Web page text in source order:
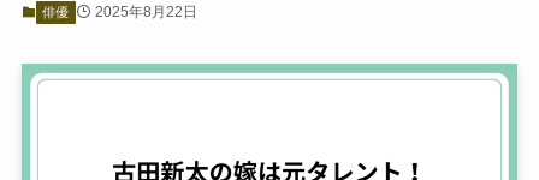
俳優 2025年8月22日